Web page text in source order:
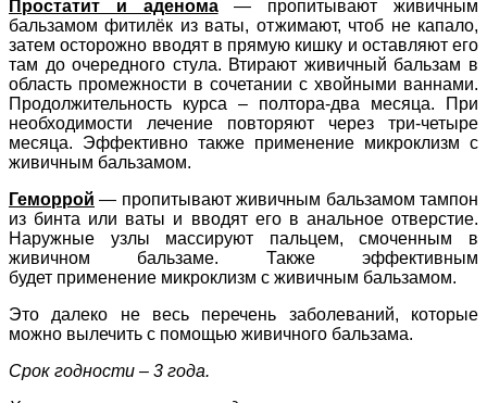
Простатит и аденома— пропитывают живичным
бальзамом фитилёк из ваты, отжимают, чтоб не капало,
затем осторожно вводят в прямую кишку и оставляют его
там до очередного стула. Втирают живичный бальзам в
область промежности в сочетании с хвойными ваннами.
Продолжительность курса – полтора-два месяца. При
необходимости лечение повторяют через три-четыре
месяца. Эффективно также применение микроклизм с
живичным бальзамом.
Геморрой — пропитывают живичным бальзамом тампон
из бинта или ваты и вводят его в анальное отверстие.
Наружные узлы массируют пальцем, смоченным в
живичном бальзаме. Также эффективным
будет применение микроклизм с живичным бальзамом.
Это далеко не весь перечень заболеваний, которые
можно вылечить с помощью живичного бальзама.
Срок годности – 3 года.